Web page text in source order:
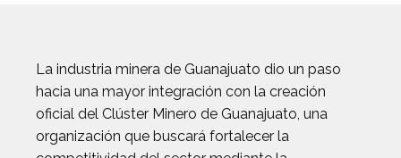
La industria minera de Guanajuato dio un paso
hacia una mayor integración con la creación
oficial del Clúster Minero de Guanajuato, una
organización que buscará fortalecer la